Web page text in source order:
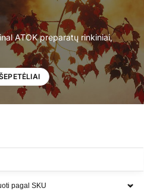
ATOK preparatų rinkiniai,